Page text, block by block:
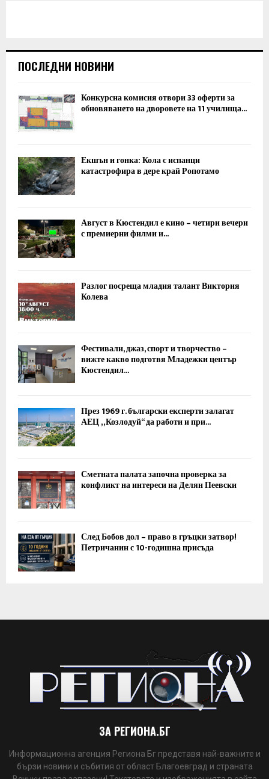
ПОСЛЕДНИ НОВИНИ
Конкурсна комисия отвори 33 оферти за
обновяването на дворовете на 11 училища...
Екшън и гонка: Кола с испанци
катастрофира в дере край Ропотамо
Август в Кюстендил е кино – четири вечери
с премиерни филми и...
Разлог посреща младия талант Виктория
Колева
Фестивали, джаз, спорт и творчество –
вижте какво подготвя Младежки център
Кюстендил...
През 1969 г. български експерти залагат
АЕЦ „Козлодуй“ да работи и при...
Сметната палата започна проверка за
конфликт на интереси на Делян Пеевски
След Бобов дол – право в гръцки затвор!
Петричанин с 10-годишна присъда
ЗА РЕГИОНА.БГ
Информационна агенция Региона Бг представя най-важните и
бързи новини и събития от област Благоевград и страната